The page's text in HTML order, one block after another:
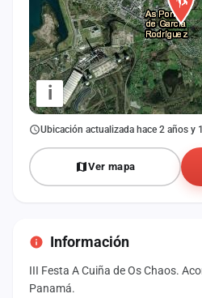
i
Ubicación actualizada hace 2 años y
Ver mapa
Información
III Festa A Cuiña de Os Chaos.
Panamá.